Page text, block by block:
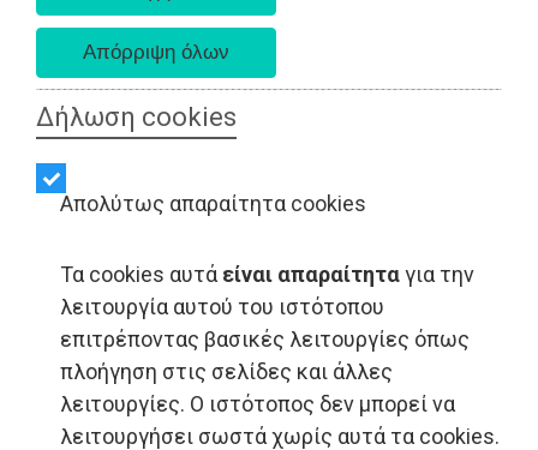
Δήλωση cookies
Απολύτως απαραίτητα cookies
Τα cookies αυτά είναι απαραίτηταγια την
λειτουργία αυτού του ιστότοπου
επιτρέποντας βασικές λειτουργίες όπως
πλοήγηση στις σελίδες και άλλες
λειτουργίες. Ο ιστότοπος δεν μπορεί να
λειτουργήσει σωστά χωρίς αυτά τα cookies.
ΑΥΤΟΔΙΟΙΚΗΣΗ - Αθήνα
Οι εργαζόμενοι
καθαριότητας